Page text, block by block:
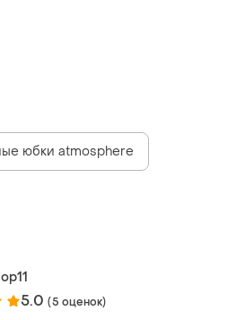
юбки atmosphere
5.0 (5 оценок)